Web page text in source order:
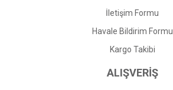
Gönder
İletişim Formu
Havale Bildirim Formu
Kargo Takibi
ALIŞVERİŞ